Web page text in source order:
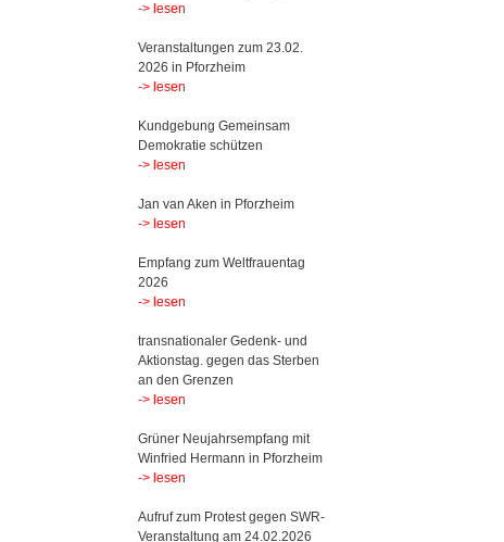
-> lesen
Veranstaltungen zum 23.02.
2026 in Pforzheim
-> lesen
Kundgebung Gemeinsam
Demokratie schützen
-> lesen
Jan van Aken in Pforzheim
-> lesen
Empfang zum Weltfrauentag
2026
-> lesen
transnationaler Gedenk- und
Aktionstag. gegen das Sterben
an den Grenzen
-> lesen
Grüner Neujahrsempfang mit
Winfried Hermann in Pforzheim
-> lesen
Aufruf zum Protest gegen SWR-
Veranstaltung am 24.02.2026